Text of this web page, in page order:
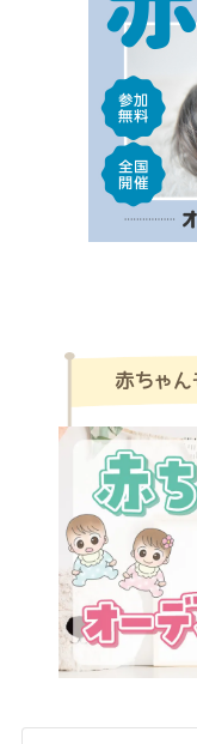
赤ちゃん